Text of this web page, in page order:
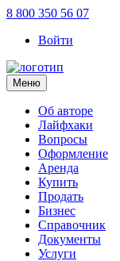
8 800 350 56 07
Войти
Меню
Об авторе
Лайфхаки
Вопросы
Оформление
Аренда
Купить
Продать
Бизнес
Справочник
Документы
Услуги